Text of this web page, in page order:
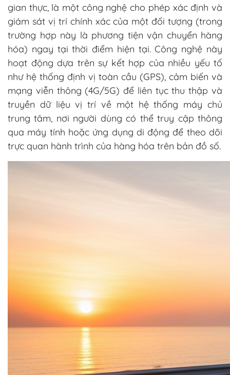
gian thực, là một công nghệ cho phép xác định và
giám sát vị trí chính xác của một đối tượng (trong
trường hợp này là phương tiện vận chuyển hàng
hóa) ngay tại thời điểm hiện tại. Công nghệ này
hoạt động dựa trên sự kết hợp của nhiều yếu tố
như hệ thống định vị toàn cầu (GPS), cảm biến và
mạng viễn thông (4G/5G) để liên tục thu thập và
truyền dữ liệu vị trí về một hệ thống máy chủ
trung tâm, nơi người dùng có thể truy cập thông
qua máy tính hoặc ứng dụng di động để theo dõi
trực quan hành trình của hàng hóa trên bản đồ số.